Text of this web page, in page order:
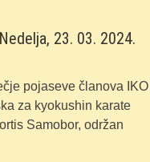
23. 03. 2024.
pojaseve članova IKO
za kyokushin karate
Samobor, održan